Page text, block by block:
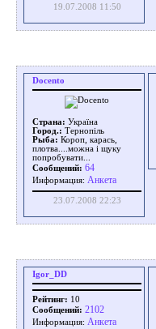
19.07.2008 11:50
Docento
Страна: Україна
Город.: Тернопіль
Рыба: Короп, карась,
плотва....можна і щуку
попробувати...
Сообщений: 64
Информация: Aнкета
23.07.2008 22:23
Igor_DD
Рейтинг: 10
Сообщений: 2102
Информация: Aнкета